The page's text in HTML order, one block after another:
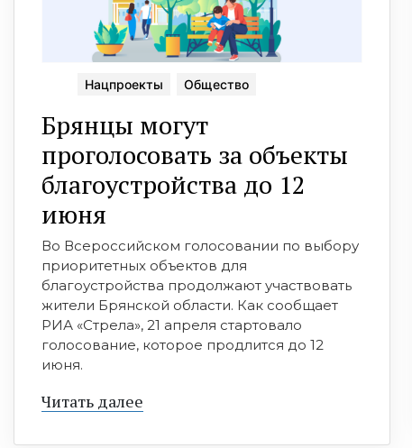
Нацпроекты Общество
Брянцы могут
проголосовать за объекты
благоустройства до 12
июня
Во Всероссийском голосовании по выбору
приоритетных объектов для
благоустройства продолжают участвовать
жители Брянской области. Как сообщает
РИА «Стрела», 21 апреля стартовало
голосование, которое продлится до 12
июня.
Читать далее